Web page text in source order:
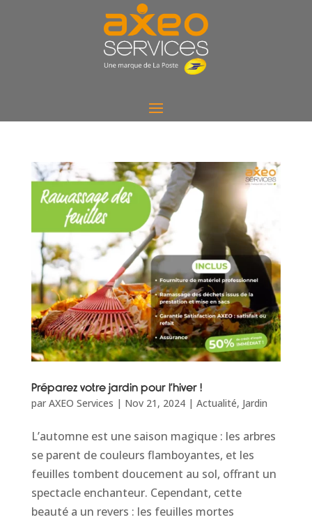
Préparez votre jardin pour l’hiver !
par AXEO Services | Nov 21, 2024| Actualité, Jardin
L’automne est une saison magique : les arbres
se parent de couleurs flamboyantes, et les
feuilles tombent doucement au sol, offrant un
spectacle enchanteur. Cependant, cette
beauté a un revers : les feuilles mortes